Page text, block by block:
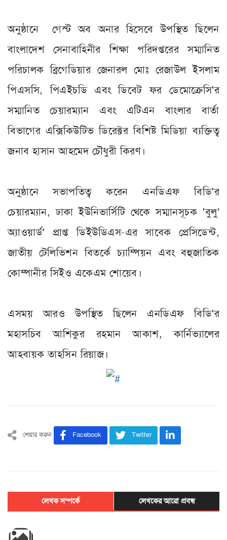
অনুষ্ঠানে গেস্ট অব অনার হিসেবে উপস্থিত ছিলেন
বাংলাদেশ সেনাবাহিনীর শিক্ষা পরিদপ্তরের সম্মানিত
পরিচালক ব্রিগেডিয়ার জেনারল মোঃ রেজাউল ইসলাম
পিএসসি, পিএইচডি এবং ডিবেট ফর ডেমোক্রেসি'র
সম্মানিত চেয়ারম্যান এবং এটিএন বাংলার বার্তা
বিভাগের এক্সিকিউটিভ ডিরেক্টর বিশিষ্ট মিডিয়া ব্যক্তিত্ব
জনাব হাসান আহমেদ চৌধুরী কিরণ।
অনুষ্ঠানে সভাপতিত্ব করেন এনডিএফ বিডি'র
চেয়ারম্যান, ঢাকা ইউনিভার্সিটি থেকে সম্মানসূচক 'বুলু’
অ্যাওয়ার্ড' প্রাপ্ত ডিইউডিএস-এর সাবেক প্রেসিডেন্ট,
জাতীয় টেলিভিশন বিতর্কে চ্যাম্পিয়ন এবং বহুজাতিক
কোম্পানীর সিইও একেএম শোয়েব।
এসময় আরও উপস্থিত ছিলেন এনডিএফ বিডি'র
মহাসচিব আশিকুর রহমান আকাশ, কার্নিভ্যালের
আহবায়ক তাহসিন রিয়াজ।
শেয়ার করুন Facebook Twitter
লেখক সম্পর্কে লেখকের আরো প্রবন্ধ